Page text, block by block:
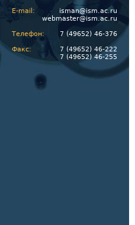
E-mail:
isman@ism.ac.ru
webmaster@ism.ac.ru
Телефон:
7 (49652) 46-376
Факс:
7 (49652) 46-222
7 (49652) 46-255